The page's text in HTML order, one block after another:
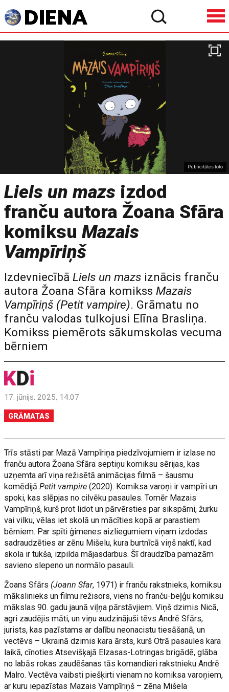
Publicitātes foto
Liels un mazs izdod
franču autora Žoana Sfāra
komiksuMazais
Vampīriņš
IzdevniecībāLiels un mazs iznācis franču
autora Žoana Sfāra komikssMazais
Vampīriņš (Petit vampire). Grāmatu no
franču valodas tulkojusi Elīna Brasliņa.
Komikss piemērots sākumskolas vecuma
bērniem
17. jūnijs, 2025, 14:07
GRĀMATAS
Trīs stāsti par Mazā Vampīriņa piedzīvojumiem ir izlase no
franču autora Žoana Sfāra septiņu komiksu sērijas, kas
uzņemta arī viņa režisētā animācijas filmā – šausmu
komēdijāPetit vampire(2020). Komiksa varoņi ir vampīri un
spoki, kas slēpjas no cilvēku pasaules. Tomēr Mazais
Vampīriņš, kurš prot lidot un pārvērsties par sikspārni, žurku
vai vilku, vēlas iet skolā un mācīties kopā ar parastiem
bērniem. Par spīti ģimenes aizliegumiem viņam izdodas
sadraudzēties ar zēnu Mišelu, kura burtnīcā viņš naktī, kad
skola ir tukša, izpilda mājasdarbus. Šī draudzība pamazām
savieno slepeno un normālo pasauli.
Žoans Sfārs (Joann Sfar, 1971) ir franču rakstnieks, komiksu
mākslinieks un filmu režisors, viens no franču-beļģu komiksu
mākslas 90. gadu jaunā viļņa pārstāvjiem. Viņš dzimis Nicā,
agri zaudējis māti, un viņu audzinājuši tēvs Andrē Sfārs,
jurists, kas pazīstams ar dalību neonacistu tiesāšanā, un
vectēvs – Ukrainā dzimis kara ārsts, kurš Otrā pasaules kara
laikā, cīnoties Atsevišķajā Elzasas-Lotringas brigādē, glāba
no labās rokas zaudēšanas tās komandieri rakstnieku Andrē
Malro. Vectēva vaibsti piešķirti vienam no komiksa varoņiem,
ar kuru iepazīstas Mazais Vampīriņš – zēna Mišela